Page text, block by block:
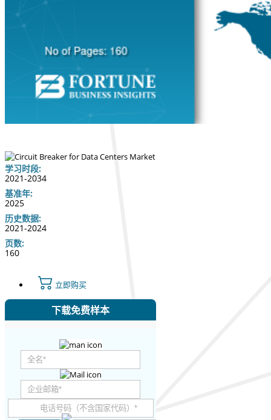
学习时段:
2021-2034
基准年:
2025
历史数据:
2021-2024
页数:
160
立即购买
下载免费样本